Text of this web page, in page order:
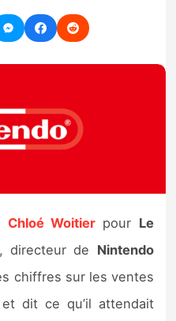
Chloé Woitier pour Le
directeur de Nintendo
chiffres sur les ventes
dit ce qu’il attendait